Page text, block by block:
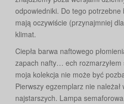
odpowiedniki. Do tego potrzebne
mają oczywiście (przynajmniej
klimat.
Ciepła barwa naftowego
zapach nafty… ech
moja kolekcja nie może być
Pierwszy egzemplarz nie należał
najstarszych. Lampa